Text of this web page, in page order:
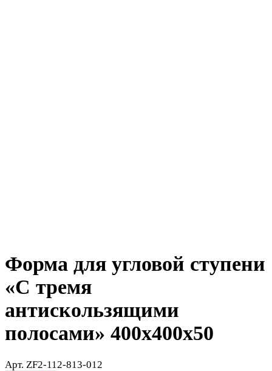
Форма для угловой ступени
«C тремя
антискользящими
полосами» 400x400x50
Арт. ZF2-112-813-012